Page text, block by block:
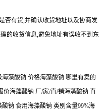
否有货,并确认收货地址以及协商发
的收货信息,避免地址有误收不到东
藻酸钠 价格海藻酸钠 哪里有卖的
海藻酸钠 厂/家/直/销海藻酸钠 直
钠 食用海藻酸钠 类别含量99%海